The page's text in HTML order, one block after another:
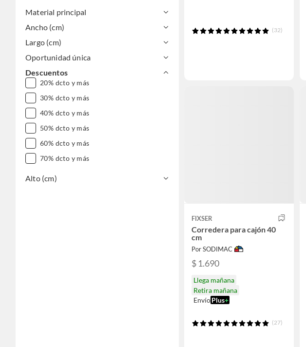
$500.000 - $1.000.000
Material principal
Ancho (cm)
Largo (cm)
Oportunidad única
Descuentos
20% dcto y más
30% dcto y más
40% dcto y más
50% dcto y más
60% dcto y más
70% dcto y más
Alto (cm)
(32)
FIXSER
Corredera para cajón 40
cm
Por SODIMAC
$ 1.690
Llega mañana
Retira mañana
EnvíoPlus+
(27)